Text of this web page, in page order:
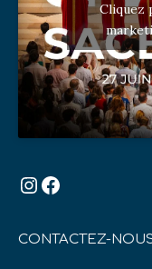
Cliquez
Instagram
Facebook
CONTACTEZ-